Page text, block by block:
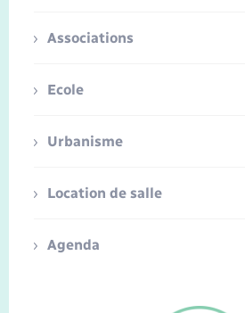
Associations
Ecole
Urbanisme
Location de salle
Agenda